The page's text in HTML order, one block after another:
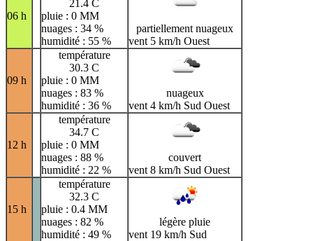
06 h
21.4 C
pluie : 0 MM
nuages : 34 %
humidité : 55 %
partiellement nuageux
vent 5 km/h Ouest
09 h
température
30.3 C
pluie : 0 MM
nuages : 83 %
humidité : 36 %
nuageux
vent 4 km/h Sud Ouest
12 h
température
34.7 C
pluie : 0 MM
nuages : 88 %
humidité : 22 %
couvert
vent 8 km/h Sud Ouest
15 h
température
32.3 C
pluie : 0.4 MM
nuages : 82 %
humidité : 49 %
légère pluie
vent 19 km/h Sud